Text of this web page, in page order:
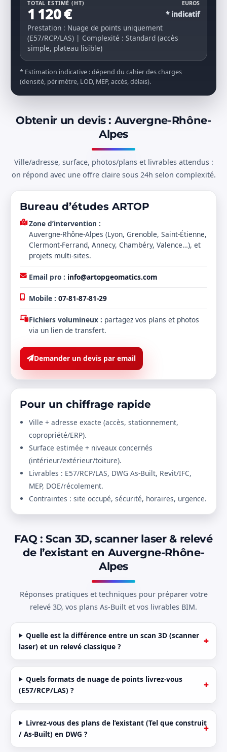
TOTAL ESTIMÉ (HT)
1 120 €
EUROS
* indicatif
Prestation : Nuage de points uniquement
(E57/RCP/LAS) | Complexité : Standard (accès
simple, plateau lisible)
* Estimation indicative : dépend du cahier des charges
(densité, périmètre, LOD, MEP, accès, délais).
Obtenir un devis : Auvergne-Rhône-
Alpes
Ville/adresse, surface, photos/plans et livrables attendus :
on répond avec une offre claire sous 24h selon complexité.
Bureau d’études ARTOP
Zone d’intervention :
Auvergne-Rhône-Alpes (Lyon, Grenoble, Saint-Étienne,
Clermont-Ferrand, Annecy, Chambéry, Valence…), et
projets multi-sites.
Email pro : info@artopgeomatics.com
Mobile : 07-81-87-81-29
Fichiers volumineux : partagez vos plans et photos
via un lien de transfert.
Demander un devis par email
Pour un chiffrage rapide
Ville + adresse exacte (accès, stationnement,
copropriété/ERP).
Surface estimée + niveaux concernés
(intérieur/extérieur/toiture).
Livrables : E57/RCP/LAS, DWG As-Built, Revit/IFC,
MEP, DOE/récolement.
Contraintes : site occupé, sécurité, horaires, urgence.
FAQ : Scan 3D, scanner laser & relevé
de l’existant en Auvergne-Rhône-
Alpes
Réponses pratiques et techniques pour préparer votre
relevé 3D, vos plans As-Built et vos livrables BIM.
Quelle est la différence entre un scan 3D (scanner
laser) et un relevé classique ?
Quels formats de nuage de points livrez-vous
(E57/RCP/LAS) ?
Livrez-vous des plans de l’existant (Tel que construit
/ As-Built) en DWG ?